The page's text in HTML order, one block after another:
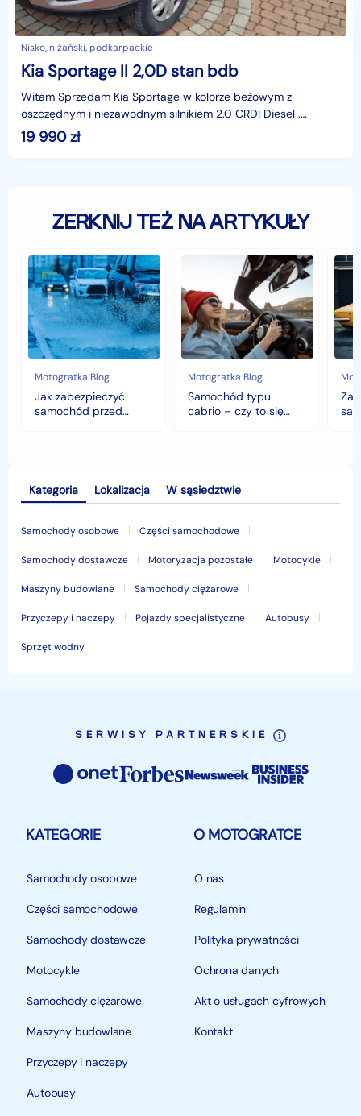
Nisko, niżański, podkarpackie
Kia Sportage II 2,0D stan bdb
Witam Sprzedam Kia Sportage w kolorze beżowym z
oszczędnym i niezawodnym silnikiem 2.0 CRDI Diesel .
Samochód używam prywatnie głównie jako dojazdy do pracy
. A
19 990zł
ZERKNIJ TEŻ NA ARTYKUŁY
Jak
zabezpieczyć
samochód
przed
jesiennymi
chłodami
i
deszczem?
Motogratka Blog
Jak zabezpieczyć
samochód przed
Samochód
cabrio
–
czy
to
się
opłaca
w
polskim
klimacie?
Motogratka Blog
Samochód typu
cabrio – czy to się
czyli
Kategoria
Samochody osobowe Części samochodowe
Samochody dostawcze Motoryzacja pozostałe Motocykle
Maszyny budowlane Samochody ciężarowe
Przyczepy i naczepy Pojazdy specjalistyczne Autobusy
Sprzęt wodny
Lokalizacja W sąsiedztwie
SERWISY PARTNERSKIE
KATEGORIE
Samochody osobowe
Części samochodowe
Samochody dostawcze
Motocykle
Samochody ciężarowe
Maszyny budowlane
Przyczepy i naczepy
Autobusy
O MOTOGRATCE
O nas
Regulamin
Polityka prywatności
Ochrona danych
Akt o usługach cyfrowych
Kontakt